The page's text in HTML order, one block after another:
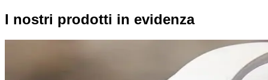
I nostri prodotti in evidenza